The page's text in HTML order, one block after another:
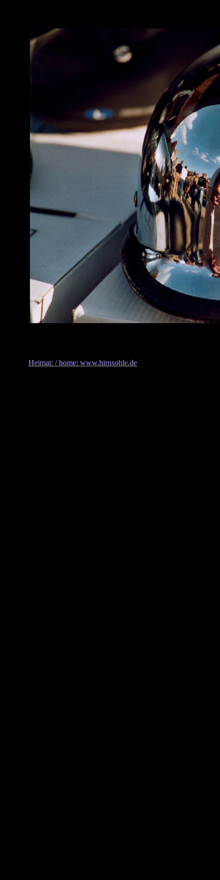
Heimat: / home: www.hirnsohle.de